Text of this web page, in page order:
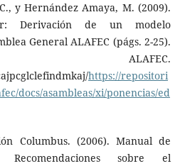
y Hernández Amaya, M. (2009).
Derivación de un modelo
General ALAFEC (págs. 2-25).
ALAFEC.
https://repositori
docs/asambleas/xi/ponencias/ed
Columbus. (2006). Manual de
sobre el